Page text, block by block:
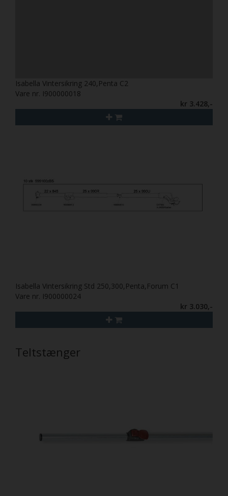
Isabella Vintersikring 240,Penta C2
Vare nr. I900000018
kr 3.428,-
Isabella Vintersikring Std 250,300,Penta,Forum C1
Vare nr. I900000024
kr 3.030,-
Teltstænger